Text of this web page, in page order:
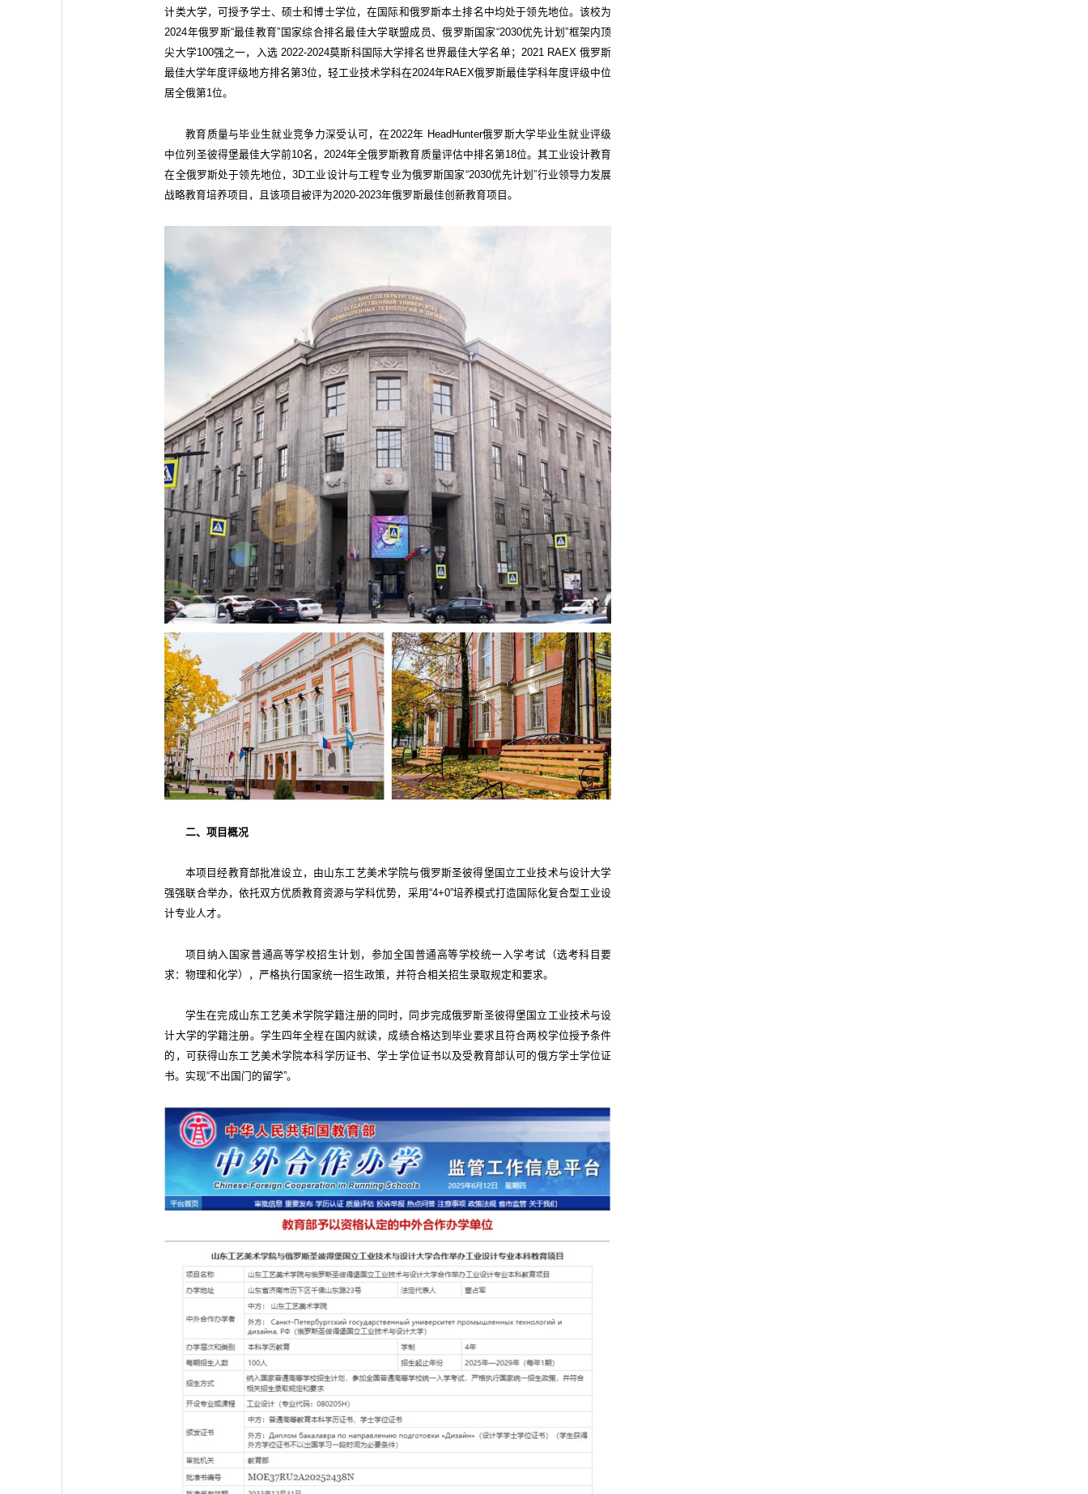
计类大学，可授予学士、硕士和博士学位，在国际和俄罗斯本土排名中均处于领先地位。该校为
2024年俄罗斯“最佳教育”国家综合排名最佳大学联盟成员、俄罗斯国家“2030优先计划”框架内顶
尖大学100强之一，入选 2022-2024莫斯科国际大学排名世界最佳大学名单；2021 RAEX 俄罗斯
最佳大学年度评级地方排名第3位，轻工业技术学科在2024年RAEX俄罗斯最佳学科年度评级中位
居全俄第1位。
教育质量与毕业生就业竞争力深受认可，在2022年 HeadHunter俄罗斯大学毕业生就业评级
中位列圣彼得堡最佳大学前10名，2024年全俄罗斯教育质量评估中排名第18位。其工业设计教育
在全俄罗斯处于领先地位，3D工业设计与工程专业为俄罗斯国家“2030优先计划”行业领导力发展
战略教育培养项目，且该项目被评为2020-2023年俄罗斯最佳创新教育项目。
二、项目概况
本项目经教育部批准设立，由山东工艺美术学院与俄罗斯圣彼得堡国立工业技术与设计大学
强强联合举办，依托双方优质教育资源与学科优势，采用“4+0”培养模式打造国际化复合型工业设
计专业人才。
项目纳入国家普通高等学校招生计划，参加全国普通高等学校统一入学考试（选考科目要
求：物理和化学），严格执行国家统一招生政策，并符合相关招生录取规定和要求。
学生在完成山东工艺美术学院学籍注册的同时，同步完成俄罗斯圣彼得堡国立工业技术与设
计大学的学籍注册。学生四年全程在国内就读，成绩合格达到毕业要求且符合两校学位授予条件
的，可获得山东工艺美术学院本科学历证书、学士学位证书以及受教育部认可的俄方学士学位证
书。实现“不出国门的留学”。